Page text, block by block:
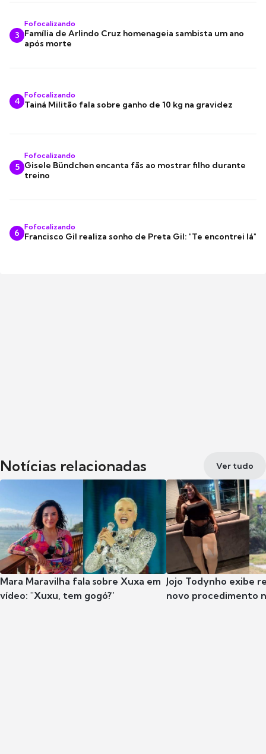
3
Fofocalizando
Família de Arlindo Cruz homenageia sambista um ano
após morte
4
Fofocalizando
Tainá Militão fala sobre ganho de 10 kg na gravidez
5
Fofocalizando
Gisele Bündchen encanta fãs ao mostrar filho durante
treino
6
Fofocalizando
Francisco Gil realiza sonho de Preta Gil: "Te encontrei lá"
Notícias relacionadas Ver tudo
Mara Maravilha fala sobre Xuxa em
vídeo: "Xuxu, tem gogó?"
Jojo Todynho exibe
novo procedimento